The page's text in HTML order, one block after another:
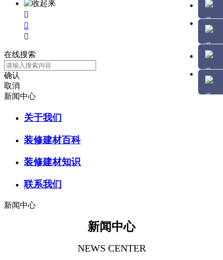



在线搜索
确认
取消
新闻中心
关于我们
装修建材百科
装修建材知识
联系我们
新闻中心
新闻中心
NEWS CENTER